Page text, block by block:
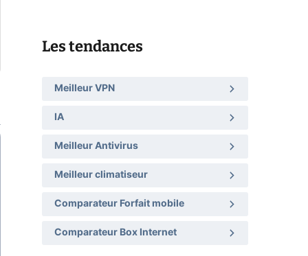
Les tendances
Meilleur VPN
IA
Meilleur Antivirus
Meilleur climatiseur
Comparateur Forfait mobile
Comparateur Box Internet